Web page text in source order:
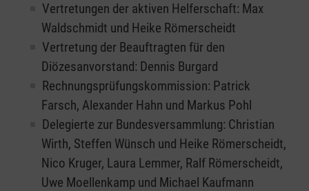
Vertretungen der aktiven Helferschaft: Max
Waldschmidt und Heike Römerscheidt
Vertretung der Beauftragten für den
Diözesanvorstand: Dennis Burgard
Rechnungsprüfungskommission: Patrick
Farsch, Alexander Hahn und Markus Pohl
Delegierte zur Bundesversammlung: Christian
Wirth, Steffen Wünsch und Heike Römerscheidt,
Nico Kruger, Laura Lemmer, Ralf Römerscheidt,
Uwe Moellenkamp und Michael Kaufmann